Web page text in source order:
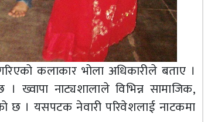
कलाकार भोला अधिकारीले बताए ।
ख्वापा नाट्यशालाले विभिन्न सामाजिक,
छ । यसपटक नेवारी परिवेशलाई नाटकमा